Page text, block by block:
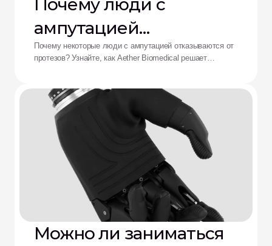
Почему люди с
ампутацией
отказываются от
Aether
Почему некоторые люди с ампутацией отказываются от
протезов? Узнайте, как Aether Biomedical решает
Можно ли заниматься